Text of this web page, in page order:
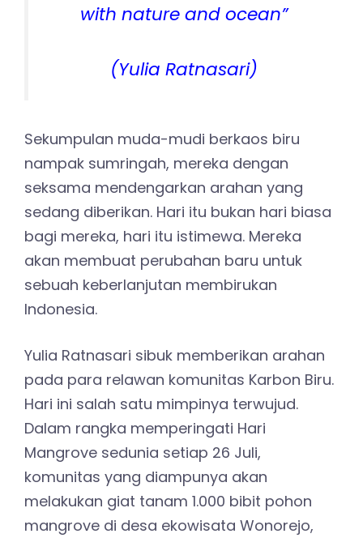
with nature and ocean”
(Yulia Ratnasari)
Sekumpulan muda-mudi berkaos biru
nampak sumringah, mereka dengan
seksama mendengarkan arahan yang
sedang diberikan. Hari itu bukan hari biasa
bagi mereka, hari itu istimewa. Mereka
akan membuat perubahan baru untuk
sebuah keberlanjutan membirukan
Indonesia.
Yulia Ratnasari sibuk memberikan arahan
pada para relawan komunitas Karbon Biru.
Hari ini salah satu mimpinya terwujud.
Dalam rangka memperingati Hari
Mangrove sedunia setiap 26 Juli,
komunitas yang diampunya akan
melakukan giat tanam 1.000 bibit pohon
mangrove di desa ekowisata Wonorejo,